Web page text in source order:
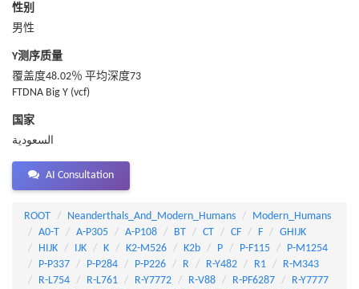
性别
男性
Y测序质量
覆盖度48.02％ 平均深度73
FTDNA Big Y (vcf)
国家
السعودية
AI Consultation
ROOT Neanderthals_And_Modern_Humans
Modern_Humans
A0-T
A-P305 A-P108 BT CT CF F
GHIJK
HIJK
IJK K K2-M526 K2b P P-F115
P-M1254
P-P337
P-P284 P-P226 R R-Y482 R1
R-M343
R-L754
R-L761 R-Y7772 R-V88 R-PF6287
R-Y7777